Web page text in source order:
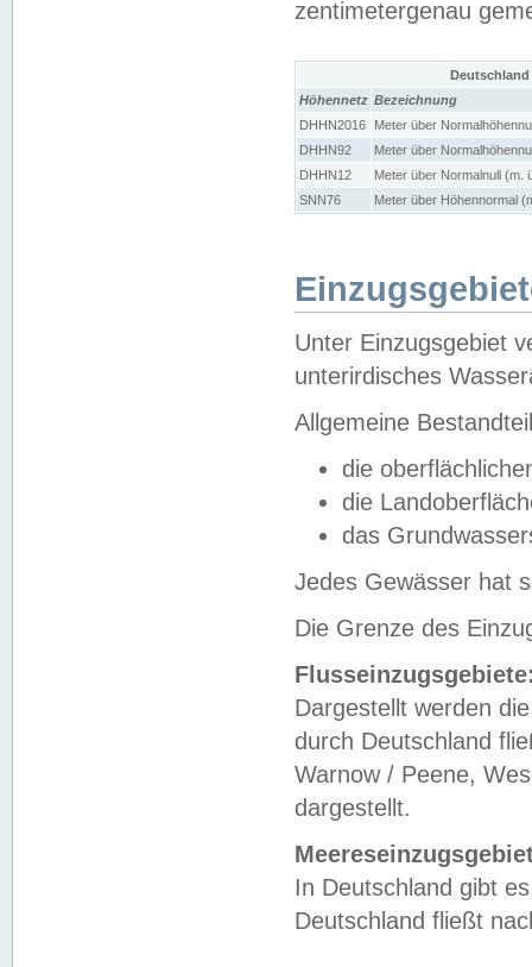
zentimetergenau
Höhennetz Bezeichnung
DHHN2016
Meter über
DHHN92
Meter über
DHHN12
Meter über Normalnull (m.
SNN76
Meter über Höhennormal
Unter Einzugsgebiet
unterirdisches
Allgemeine
die
die
das
Jedes Gewässer hat
Die Grenze des
Dargestellt werden
durch Deutschland
Warnow / Peene,
dargestellt.
In Deutschland gibt
Deutschland fließt